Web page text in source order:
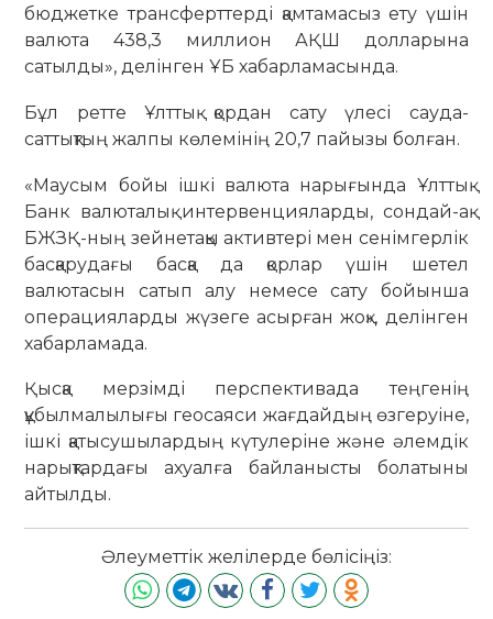
бюджетке трансферттерді қамтамасыз ету үшін
валюта 438,3 миллион АҚШ долларына
сатылды», делінген ҰБ хабарламасында.
Бұл ретте Ұлттық қордан сату үлесі сауда-
саттықтың жалпы көлемінің 20,7 пайызы болған.
«Маусым бойы ішкі валюта нарығында Ұлттық
Банк валюталық интервенцияларды, сондай-ақ
БЖЗҚ-ның зейнетақы активтері мен сенімгерлік
басқарудағы басқа да қорлар үшін шетел
валютасын сатып алу немесе сату бойынша
операцияларды жүзеге асырған жоқ», делінген
хабарламада.
Қысқа мерзімді перспективада теңгенің
құбылмалылығы геосаяси жағдайдың өзгеруіне,
ішкі қатысушылардың күтулеріне және әлемдік
нарықтардағы ахуалға байланысты болатыны
айтылды.
Әлеуметтік желілерде бөлісіңіз: